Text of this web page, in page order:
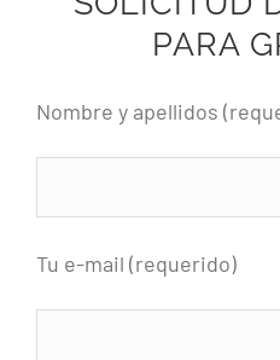
PARA
Nombre y apellidos
Tu e-mail (requerido)